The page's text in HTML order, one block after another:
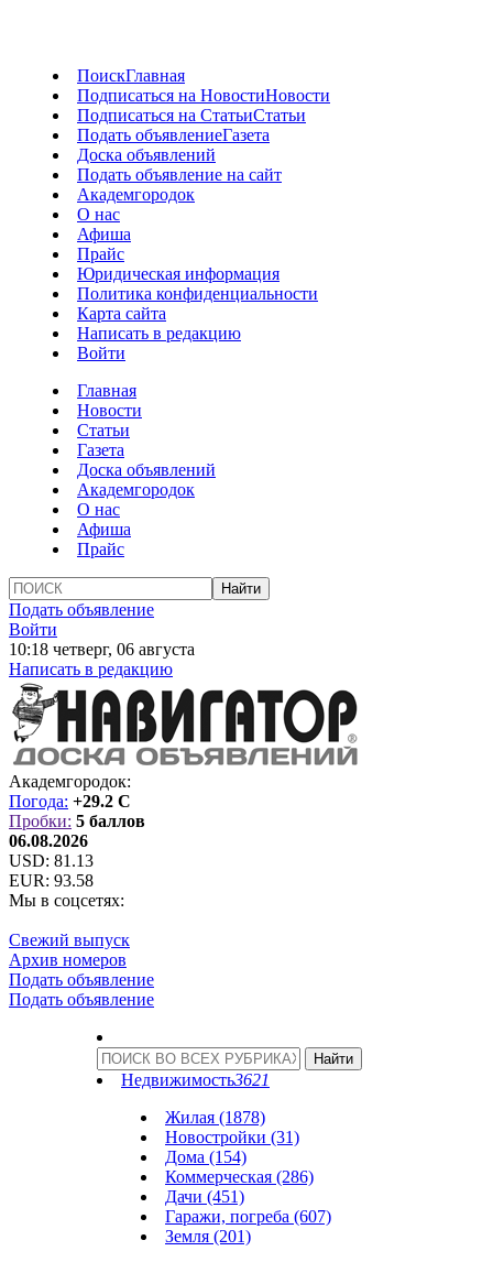
ПоискГлавная
Подписаться на НовостиНовости
Подписаться на СтатьиСтатьи
Подать объявлениеГазета
Доска объявлений
Подать объявление на сайт
Академгородок
О нас
Афиша
Прайс
Юридическая информация
Политика конфиденциальности
Карта сайта
Написать в редакцию
Войти
Главная
Новости
Статьи
Газета
Доска объявлений
Академгородок
О нас
Афиша
Прайс
Подать объявление
Войти
10:18 четверг, 06 августа
Написать в редакцию
Академгородок:
Погода: +29.2 C
Пробки: 5 баллов
06.08.2026
USD: 81.13
EUR: 93.58
Мы в соцсетях:
Свежий выпуск
Архив номеров
Подать объявление
Подать объявление
Недвижимость3621
Жилая (1878)
Новостройки (31)
Дома (154)
Коммерческая (286)
Дачи (451)
Гаражи, погреба (607)
Земля (201)